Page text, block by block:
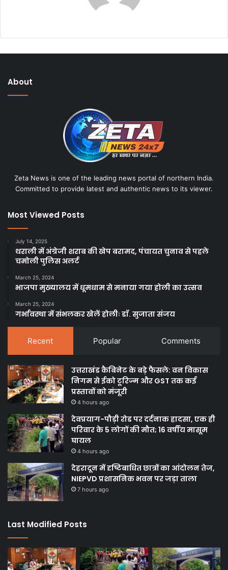
About
Zeta News is one of the leading news portal of northern India.
Committed to provide latest and authentic news to its viewer.
Most Viewed Posts
July 14, 2025
थराली में अंग्रेजी शराब की खेप बरामद, पंचायत चुनाव से पहले
चमोली पुलिस अलर्ट
March 25, 2024
भाजपा मुख्यालय में धूमधाम से मनाया गया होली का उत्सव
March 25, 2024
गर्भावस्था में संभलकर खेलें होलीः डाॅ. सुजाता संजय
Recent Popular Comments
उत्तराखंड कैबिनेट के बड़े फैसले: वन विकास
निगम से ईको टूरिज्म और GST तक कई
प्रस्तावों को मंजूरी
4 hours ago
देवप्रयाग-पौड़ी रोड पर दर्दनाक हादसा, एक ही
परिवार के 5 लोगों की मौत; 16 वर्षीय मासूम
घायल
4 hours ago
देहरादून में दृष्टिबाधित छात्रों का आंदोलन तेज,
NIEPVD प्रशासनिक भवन पर जड़ा ताला
7 hours ago
Last Modified Posts